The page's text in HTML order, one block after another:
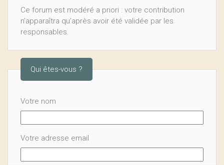
Ce forum est modéré a priori : votre contribution
n’apparaîtra qu’après avoir été validée par les
responsables.
Qui êtes-vous ?
Votre nom
Votre adresse email